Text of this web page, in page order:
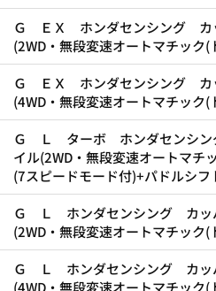
Ｇ ＥＸ ホンダセンシング カ
(2WD・無段変速オートマチック
Ｇ ＥＸ ホンダセンシング カ
(4WD・無段変速オートマチック
Ｇ Ｌ ターボ ホンダセンシン
イル(2WD・無段変速オートマチ
(7スピードモード付)+パドルシフ
Ｇ Ｌ ホンダセンシング カッ
(2WD・無段変速オートマチック
Ｇ Ｌ ホンダセンシング カッ
(4WD・無段変速オートマチック